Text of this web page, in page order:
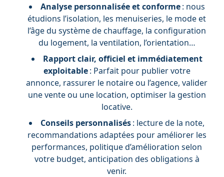
Analyse personnalisée et conforme: nous
étudions l’isolation, les menuiseries, le mode et
l’âge du système de chauffage, la configuration
du logement, la ventilation, l’orientation…
Rapport clair, officiel et immédiatement
exploitable: Parfait pour publier votre
annonce, rassurer le notaire ou l’agence, valider
une vente ou une location, optimiser la gestion
locative.
Conseils personnalisés: lecture de la note,
recommandations adaptées pour améliorer les
performances, politique d’amélioration selon
votre budget, anticipation des obligations à
venir.